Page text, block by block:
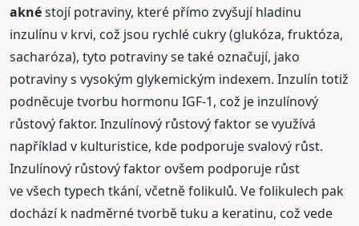
aknéstojí potraviny, které přímo zvyšují hladinu
inzulínu v krvi, což jsou rychlé cukry (glukóza, fruktóza,
sacharóza), tyto potraviny se také označují, jako
potraviny s vysokým glykemickým indexem. Inzulín totiž
podněcuje tvorbu hormonu IGF-1, což je inzulínový
růstový faktor. Inzulínový růstový faktor se využívá
například v kulturistice, kde podporuje svalový růst.
Inzulínový růstový faktor ovšem podporuje růst
ve všech typech tkání, včetně folikulů. Ve folikulech pak
dochází k nadměrné tvorbě tuku a keratinu, což vede